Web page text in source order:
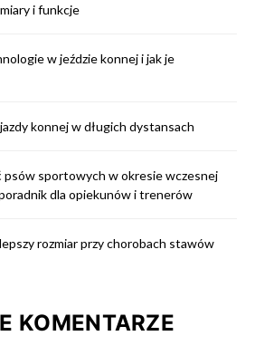
i funkcje
w jeździe konnej i jak je
konnej w długich dystansach
psów sportowych w okresie wczesnej
dla opiekunów i trenerów
rozmiar przy chorobach stawów
KOMENTARZE